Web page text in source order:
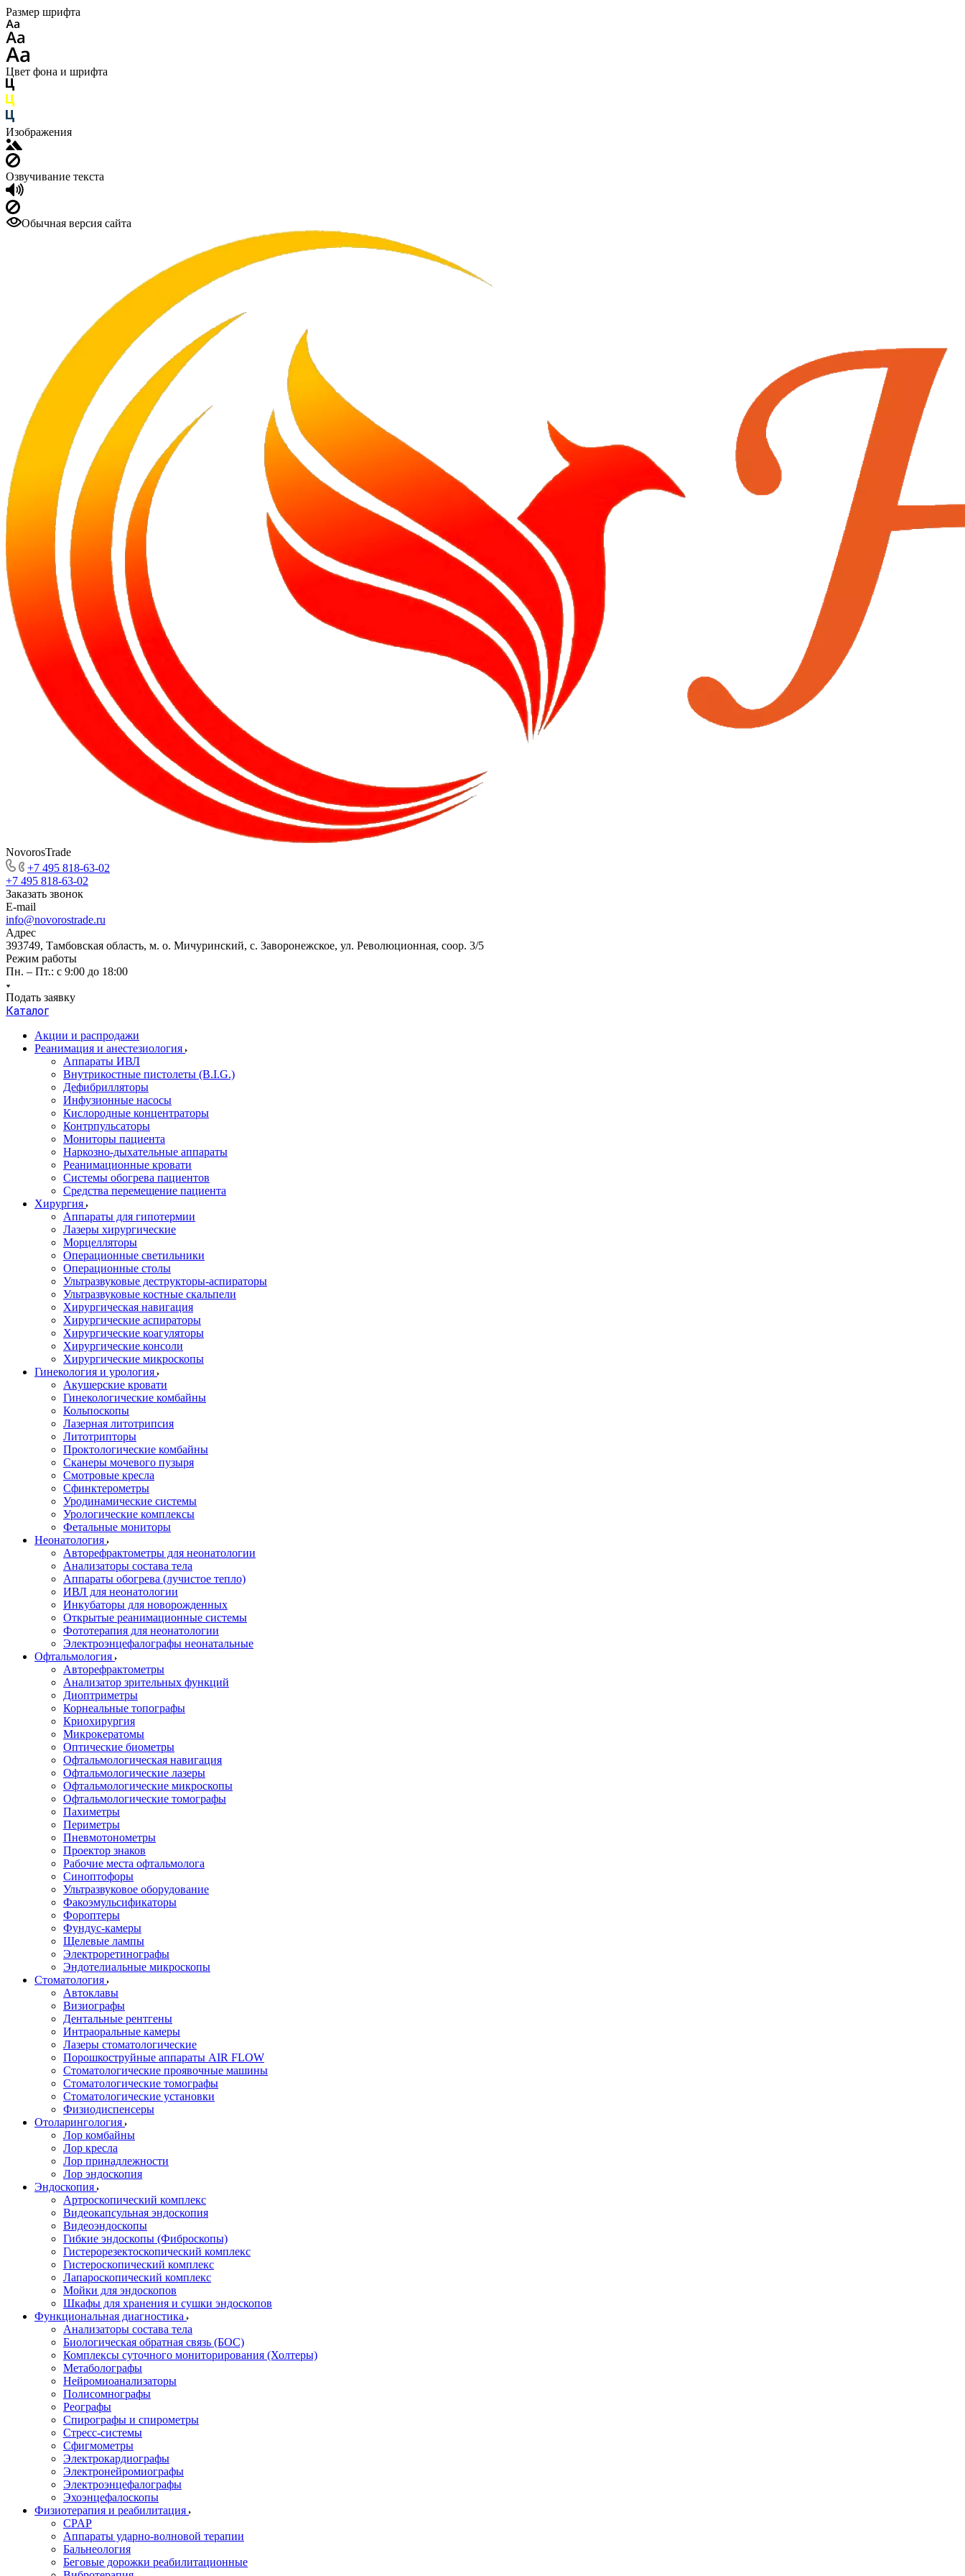
Размер шрифта
Цвет фона и шрифта
Изображения
Озвучивание текста
Обычная версия сайта
NovorosTrade
+7 495 818-63-02
+7 495 818-63-02
Заказать звонок
E-mail
info@novorostrade.ru
Адрес
393749, Тамбовская область, м. о. Мичуринский, с. Заворонежское, ул. Революционная, соор. 3/5
Режим работы
Пн. – Пт.: с 9:00 до 18:00
Подать заявку
Каталог
Акции и распродажи
Реанимация и анестезиология
Аппараты ИВЛ
Внутрикостные пистолеты (B.I.G.)
Дефибрилляторы
Инфузионные насосы
Кислородные концентраторы
Контрпульсаторы
Мониторы пациента
Наркозно-дыхательные аппараты
Реанимационные кровати
Системы обогрева пациентов
Средства перемещение пациента
Хирургия
Аппараты для гипотермии
Лазеры хирургические
Морцелляторы
Операционные светильники
Операционные столы
Ультразвуковые деструкторы-аспираторы
Ультразвуковые костные скальпели
Хирургическая навигация
Хирургические аспираторы
Хирургические коагуляторы
Хирургические консоли
Хирургические микроскопы
Гинекология и урология
Акушерские кровати
Гинекологические комбайны
Кольпоскопы
Лазерная литотрипсия
Литотрипторы
Проктологические комбайны
Сканеры мочевого пузыря
Смотровые кресла
Сфинктерометры
Уродинамические системы
Урологические комплексы
Фетальные мониторы
Неонатология
Авторефрактометры для неонатологии
Анализаторы состава тела
Аппараты обогрева (лучистое тепло)
ИВЛ для неонатологии
Инкубаторы для новорожденных
Открытые реанимационные системы
Фототерапия для неонатологии
Электроэнцефалографы неонатальные
Офтальмология
Авторефрактометры
Анализатор зрительных функций
Диоптриметры
Корнеальные топографы
Криохирургия
Микрокератомы
Оптические биометры
Офтальмологическая навигация
Офтальмологические лазеры
Офтальмологические микроскопы
Офтальмологические томографы
Пахиметры
Периметры
Пневмотонометры
Проектор знаков
Рабочие места офтальмолога
Синоптофоры
Ультразвуковое оборудование
Факоэмульсификаторы
Фороптеры
Фундус-камеры
Щелевые лампы
Электроретинографы
Эндотелиальные микроскопы
Стоматология
Автоклавы
Визиографы
Дентальные рентгены
Интраоральные камеры
Лазеры стоматологические
Порошкоструйные аппараты AIR FLOW
Стоматологические проявочные машины
Стоматологические томографы
Стоматологические установки
Физиодиспенсеры
Отоларингология
Лор комбайны
Лор кресла
Лор принадлежности
Лор эндоскопия
Эндоскопия
Артроскопический комплекс
Видеокапсульная эндоскопия
Видеоэндоскопы
Гибкие эндоскопы (Фиброcкопы)
Гистерорезектоскопический комплекс
Гистероскопический комплекс
Лапароскопический комплекс
Мойки для эндоскопов
Шкафы для хранения и сушки эндоскопов
Функциональная диагностика
Анализаторы состава тела
Биологическая обратная связь (БОС)
Комплексы суточного мониторирования (Холтеры)
Метаболографы
Нейромиоанализаторы
Полисомнографы
Реографы
Спирографы и спирометры
Стресс-системы
Сфигмометры
Электрокардиографы
Электронейромиографы
Электроэнцефалографы
Эхоэнцефалоскопы
Физиотерапия и реабилитация
CPAP
Аппараты ударно-волновой терапии
Бальнеология
Беговые дорожки реабилитационные